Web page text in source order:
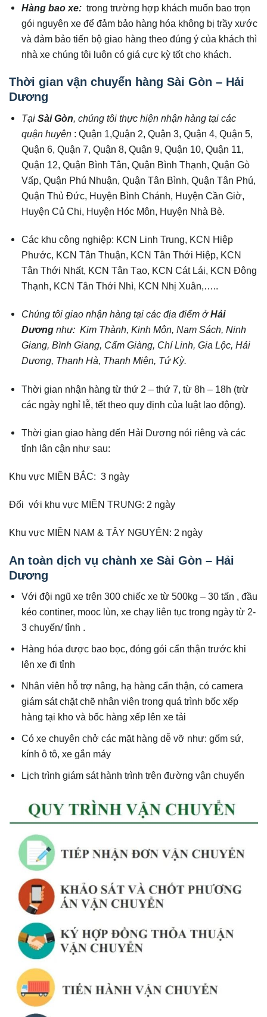
Hàng bao xe: trong trường hợp khách muốn bao trọn
gói nguyên xe để đảm bảo hàng hóa không bị trầy xước
và đảm bảo tiến bộ giao hàng theo đúng ý của khách thì
nhà xe chúng tôi luôn có giá cực kỳ tốt cho khách.
Thời gian vận chuyển hàng Sài Gòn – Hải
Dương
TạiSài Gòn, chúng tôi thực hiện nhận hàngtại các
quận huyên : Quận 1,Quận 2, Quận 3, Quận 4, Quận 5,
Quận 6, Quận 7, Quận 8, Quận 9, Quận 10, Quận 11,
Quận 12, Quận Bình Tân, Quận Bình Thạnh, Quận Gò
Vấp, Quận Phú Nhuận, Quận Tân Bình, Quận Tân Phú,
Quận Thủ Đức, Huyện Bình Chánh, Huyện Cần Giờ,
Huyện Củ Chi, Huyện Hóc Môn, Huyện Nhà Bè.
Các khu công nghiệp: KCN Linh Trung, KCN Hiệp
Phước, KCN Tân Thuận, KCN Tân Thới Hiệp, KCN
Tân Thới Nhất, KCN Tân Tạo, KCN Cát Lái, KCN Đông
Thạnh, KCN Tân Thới Nhì, KCN Nhị Xuân,…..
Chúng tôi giao nhận hàng tại các địa điểm ởHải
Dương như: Kim Thành, Kinh Môn, Nam Sách, Ninh
Giang, Bình Giang, Cẩm Giàng, Chí Linh, Gia Lộc, Hải
Dương, Thanh Hà, Thanh Miện, Tứ Kỳ.
Thời gian nhận hàng từ thứ 2 – thứ 7, từ 8h – 18h (trừ
các ngày nghỉ lễ, tết theo quy định của luật lao động).
Thời gian giao hàng đến Hải Dương nói riêng và các
tỉnh lân cận như sau:
Khu vực MIỀN BẮC: 3 ngày
Đối với khu vực MIỀN TRUNG: 2 ngày
Khu vực MIỀN NAM & TÂY NGUYÊN: 2 ngày
An toàn dịch vụ chành xe Sài Gòn – Hải
Dương
Với đội ngũ xe trên 300 chiếc xe từ 500kg – 30 tấn , đầu
kéo continer, mooc lùn, xe chạy liên tục trong ngày từ 2-
3 chuyến/ tỉnh .
Hàng hóa được bao bọc, đóng gói cẩn thận trước khi
lên xe đi tỉnh
Nhân viên hỗ trợ nâng, hạ hàng cẩn thận, có camera
giám sát chặt chẽ nhân viên trong quá trình bốc xếp
hàng tại kho và bốc hàng xếp lên xe tải
Có xe chuyên chở các mặt hàng dễ vỡ như: gốm sứ,
kính ô tô, xe gắn máy
Lịch trình giám sát hành trình trên đường vận chuyển